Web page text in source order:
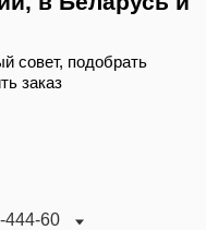
совет, подобрать
заказ
444-60